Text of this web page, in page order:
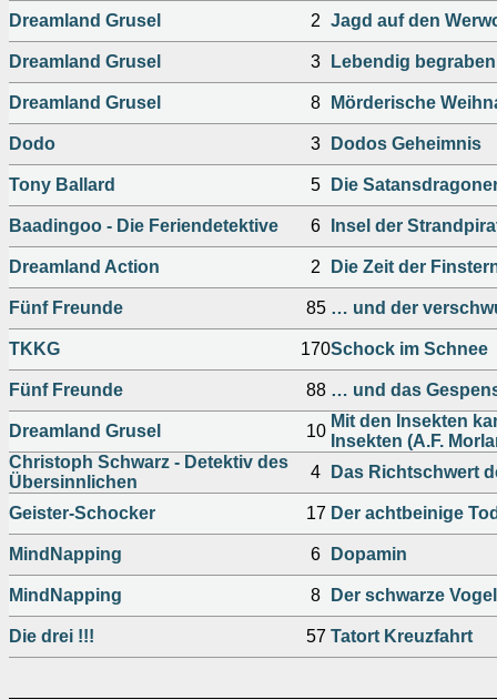
Dreamland Grusel
2 Jagd auf den
Dreamland Grusel 3 Lebendig
Dreamland Grusel 8 Mörderische
Dodo 3 Dodos Geheimnis
Tony Ballard 5 Die
Baadingoo - Die Feriendetektive 6 Insel der
Dreamland Action 2 Die Zeit der
Fünf Freunde 85 … und der
TKKG 170Schock im Schnee
Fünf Freunde 88 … und das
Dreamland Grusel 10
Mit den Insekten
Insekten (A.F.
Christoph Schwarz - Detektiv des
Übersinnlichen
4 Das Richtschwert
Geister-Schocker 17 Der achtbeinige
MindNapping 6 Dopamin
MindNapping 8 Der schwarze Vogel
Die drei !!! 57 Tatort Kreuzfahrt